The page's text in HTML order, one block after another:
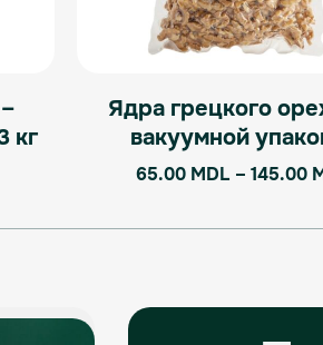
кг
Ядра грецкого
вакуумной
65.00 MDL – 145.00
странице
товара.